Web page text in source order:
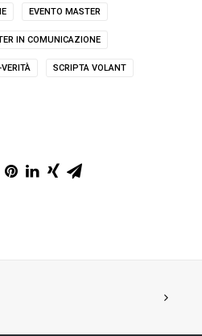
EVENTO MASTER
IN COMUNICAZIONE
SCRIPTA VOLANT